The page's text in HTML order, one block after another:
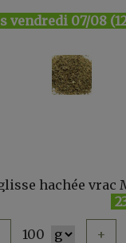
vendredi 07/08
100 +